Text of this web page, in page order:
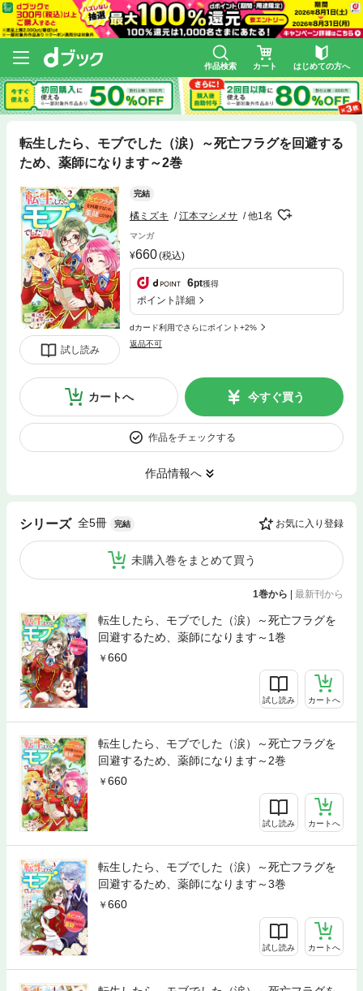
作品検索 カート はじめての方へ
転生したら、モブでした（涙）～死亡フラグを回避する
ため、薬師になります～2巻
試し読み
完結
橘ミズキ 江本マシメサ 他1名
マンガ
660(税込)
6pt獲得
ポイント詳細
dカード利用でさらにポイント+2%
返品不可
カートへ 今すぐ買う
作品をチェックする
作品情報へ
シリーズ 全5冊 完結 お気に入り登録
未購入巻をまとめて買う
1巻から | 最新刊から
転生したら、モブでした（涙）～死亡フラグを
回避するため、薬師になります～1巻
660
試し読み カートへ
転生したら、モブでした（涙）～死亡フラグを
回避するため、薬師になります～2巻
660
試し読み カートへ
転生したら、モブでした（涙）～死亡フラグを
回避するため、薬師になります～3巻
660
試し読み カートへ